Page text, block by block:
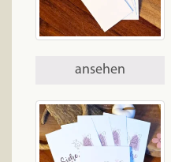
ansehen